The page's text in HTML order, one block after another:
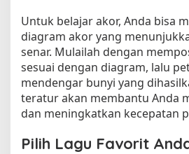
Untuk belajar akor, Anda bisa
diagram akor yang
senar. Mulailah dengan
sesuai dengan diagram, lalu
mendengar bunyi yang
teratur akan membantu Anda
dan meningkatkan kecepatan
Pilih Lagu Favorit